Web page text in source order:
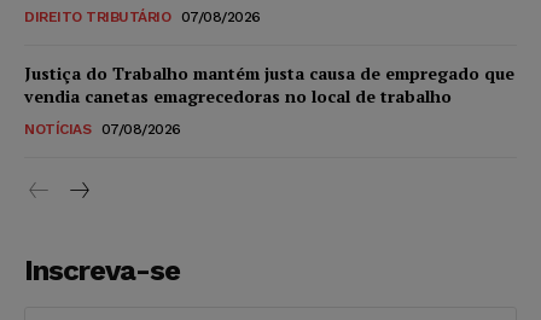
DIREITO TRIBUTÁRIO 07/08/2026
Justiça do Trabalho mantém justa causa de empregado que
vendia canetas emagrecedoras no local de trabalho
NOTÍCIAS 07/08/2026
Inscreva-se